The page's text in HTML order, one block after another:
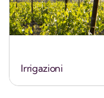
Irrigazioni